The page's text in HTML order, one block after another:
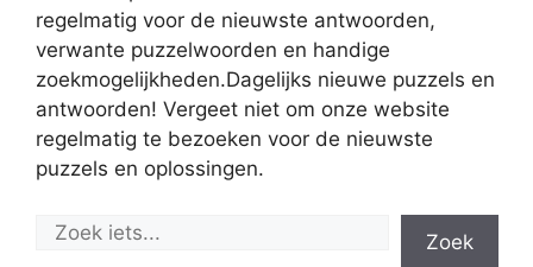
regelmatig voor de nieuwste antwoorden,
verwante puzzelwoorden en handige
zoekmogelijkheden.Dagelijks nieuwe puzzels en
antwoorden! Vergeet niet om onze website
regelmatig te bezoeken voor de nieuwste
puzzels en oplossingen.
Zoek